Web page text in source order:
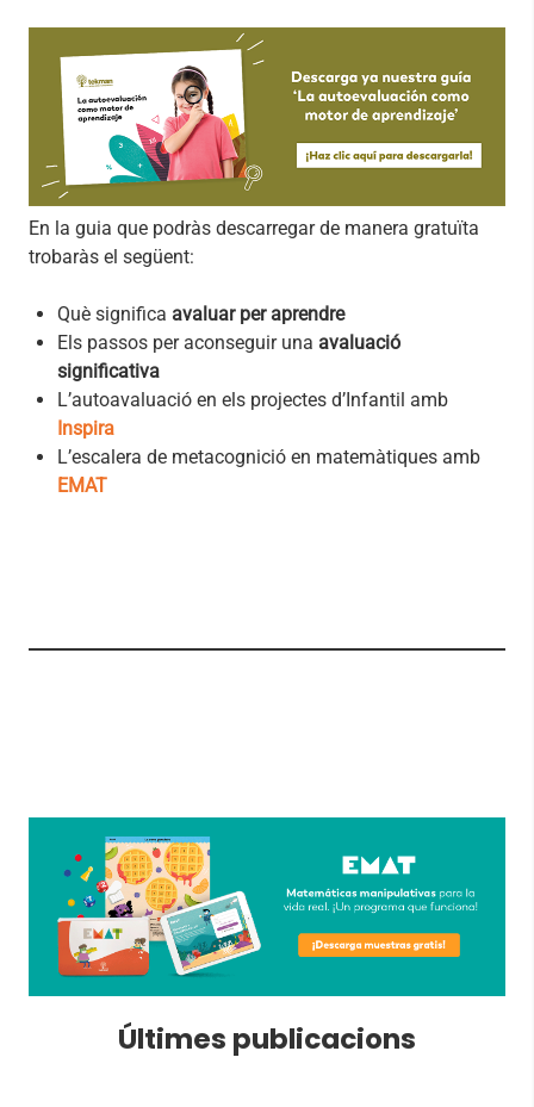
En la guia que podràs descarregar de manera gratuïta
trobaràs el següent:
Què significa avaluar per aprendre
Els passos per aconseguir una avaluació
significativa
L’autoavaluació en els projectes d’Infantil amb
Inspira
L’escalera de metacognició en matemàtiques amb
EMAT
Últimes publicacions